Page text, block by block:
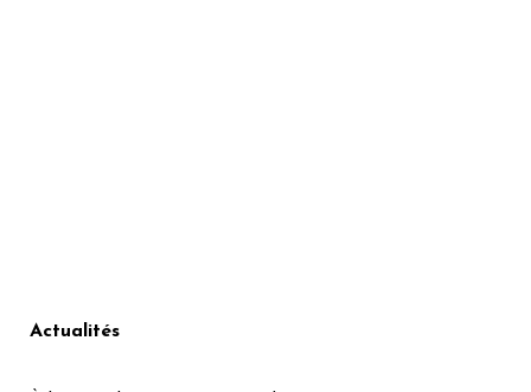
Actualités